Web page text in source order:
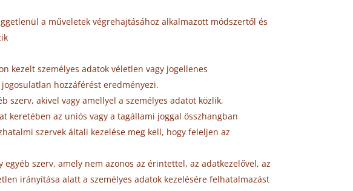
a műveletek végrehajtásához alkalmazott módszertől és
kezelt személyes adatok véletlen vagy jogellenes
hozzáférést eredményezi.
szerv, akivel vagy amellyel a személyes adatot közlik,
keretében az uniós vagy a tagállami joggal összhangban
szervek általi kezelése meg kell, hogy feleljen az
szerv, amely nem azonos az érintettel, az adatkezelővel, az
irányítása alatt a személyes adatok kezelésére felhatalmazást